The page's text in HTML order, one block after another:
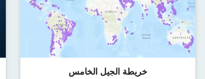
خريطة الجيل الخامس